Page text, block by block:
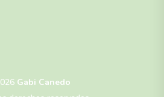
Gabi Canedo